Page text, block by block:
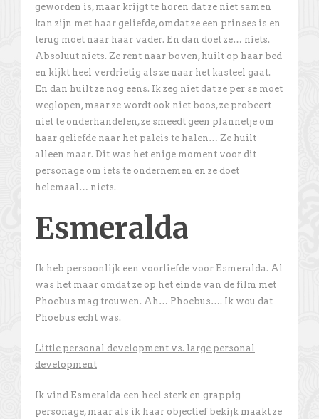
geworden is, maar krijgt te horen dat ze niet samen
kan zijn met haar geliefde, omdat ze een prinses is en
terug moet naar haar vader. En dan doet ze… niets.
Absoluut niets. Ze rent naar boven, huilt op haar bed
en kijkt heel verdrietig als ze naar het kasteel gaat.
En dan huilt ze nog eens. Ik zeg niet dat ze per se moet
weglopen, maar ze wordt ook niet boos, ze probeert
niet te onderhandelen, ze smeedt geen plannetje om
haar geliefde naar het paleis te halen… Ze huilt
alleen maar. Dit was het enige moment voor dit
personage om iets te ondernemen en ze doet
helemaal… niets.
Esmeralda
Ik heb persoonlijk een voorliefde voor Esmeralda. Al
was het maar omdat ze op het einde van de film met
Phoebus mag trouwen. Ah… Phoebus…. Ik wou dat
Phoebus echt was.
Little personal development vs. large personal
development
Ik vind Esmeralda een heel sterk en grappig
personage, maar als ik haar objectief bekijk maakt ze